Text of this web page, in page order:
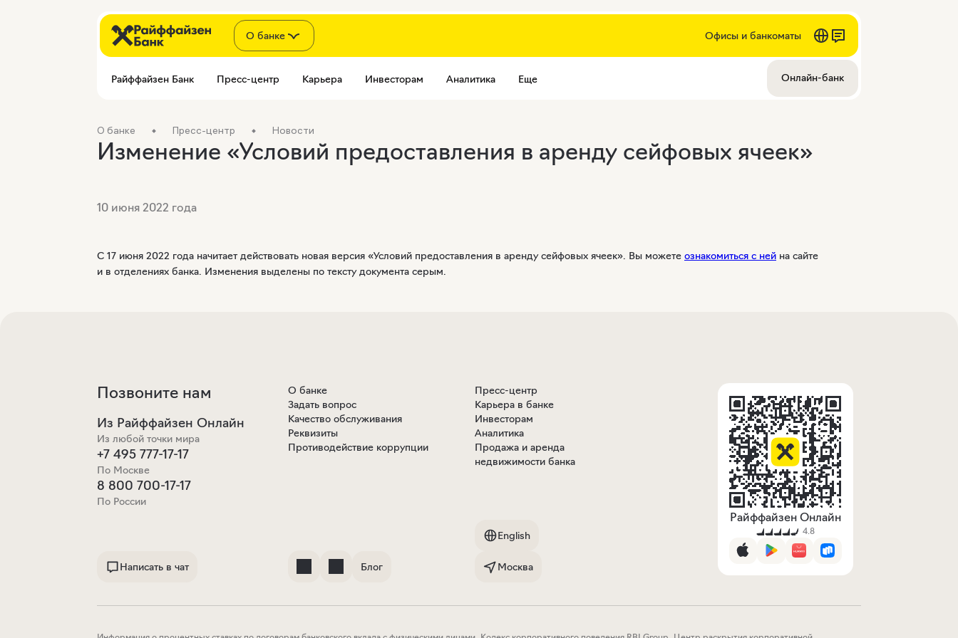
О банке Офисы и банкоматы
Райффайзен Банк Пресс-центр Карьера Инвесторам Аналитика Еще Онлайн-банк
О банке Пресс-центр Новости
Изменение «Условий предоставления в аренду сейфовых ячеек»
10 июня 2022 года
С 17 июня 2022 года начитает действовать новая версия «Условий предоставления в аренду сейфовых ячеек». Вы можете ознакомиться с ней на сайте
и в отделениях банка. Изменения выделены по тексту документа серым.
Позвоните нам
Из Райффайзен Онлайн
Из любой точки мира
+7 495 777-17-17
По Москве
8 800 700-17-17
По России
О банке
Задать вопрос
Качество обслуживания
Реквизиты
Противодействие коррупции
Пресс-центр
Карьера в банке
Инвесторам
Аналитика
Продажа и аренда
недвижимости банка
Райффайзен Онлайн
4.8
Написать в чат Блог
English
Москва